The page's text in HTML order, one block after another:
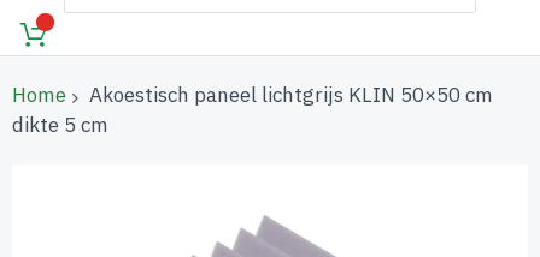
Home
Akoestisch paneel lichtgrijs KLIN 50×50 cm
dikte 5 cm